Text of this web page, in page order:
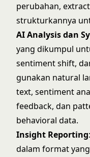
perubahan,
strukturkannya
AI Analysis dan
yang dikumpul
sentiment shift,
gunakan natural
text, sentiment
feedback, dan
behavioral data.
Insight Reporting
dalam format